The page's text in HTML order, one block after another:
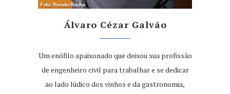
Álvaro Cézar Galvão
Um enófilo apaixonado que deixou sua profissão
de engenheiro civil para trabalhar e se dedicar
ao lado lúdico dos vinhos e da gastronomia,